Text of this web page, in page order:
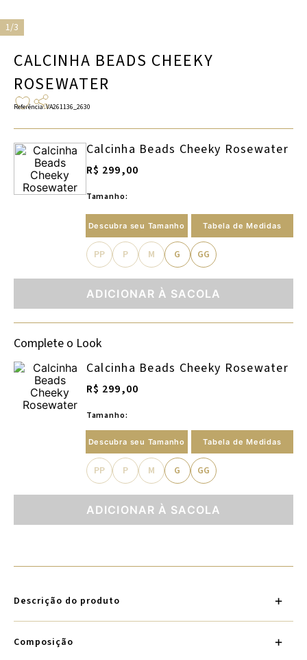
1/3
CALCINHA BEADS CHEEKY
ROSEWATER
Referência:VA261136_2630
Calcinha Beads Cheeky Rosewater
R$ 299,00
Tamanho:
Descubra seu Tamanho Tabela de Medidas
PP P M G GG
ADICIONAR À SACOLA
Complete o Look
Calcinha Beads Cheeky Rosewater
R$ 299,00
Tamanho:
Descubra seu Tamanho Tabela de Medidas
PP P M G GG
ADICIONAR À SACOLA
Descrição do produto
Composição